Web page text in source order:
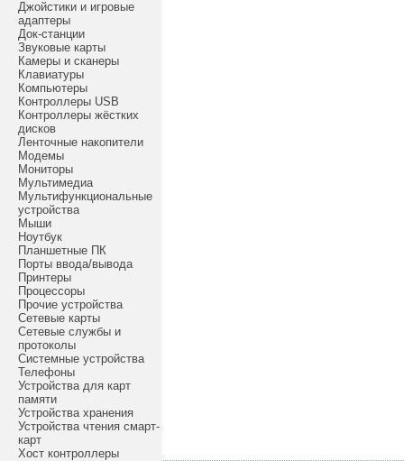
Джойстики и игровые
адаптеры
Док-станции
Звуковые карты
Камеры и сканеры
Клавиатуры
Компьютеры
Контроллеры USB
Контроллеры жёстких
дисков
Ленточные накопители
Модемы
Мониторы
Мультимедиа
Мультифункциональные
устройства
Мыши
Ноутбук
Планшетные ПК
Порты ввода/вывода
Принтеры
Процессоры
Прочие устройства
Сетевые карты
Сетевые службы и
протоколы
Системные устройства
Телефоны
Устройства для карт
памяти
Устройства хранения
Устройства чтения смарт-
карт
Хост контроллеры